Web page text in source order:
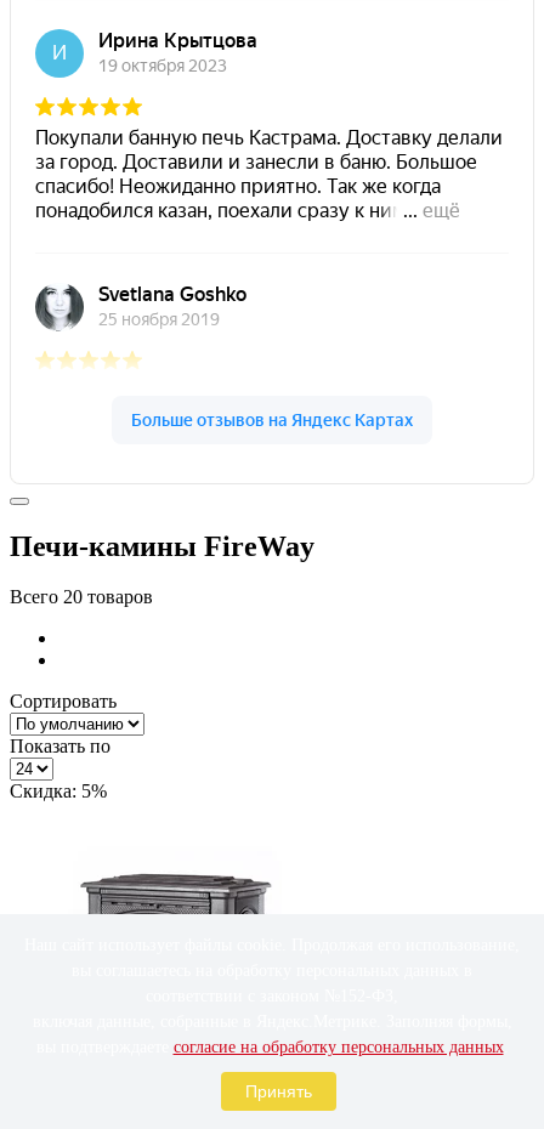
Печи-камины FireWay
Всего 20 товаров
Сортировать
Показать по
Скидка: 5%
согласие на обработку персональных данных.
Принять